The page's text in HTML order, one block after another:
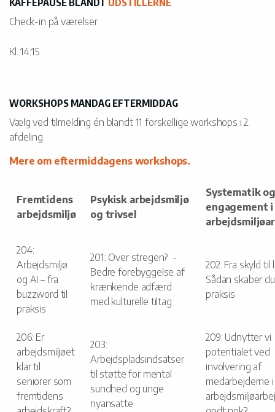
Check-in på værelser
Kl. 14:15
WORKSHOPS MANDAG EFTERMIDDAG
Vælg ved tilmelding én blandt 11 forskellige workshops i 2.
afdeling.
Mere om eftermiddagens workshops.
Fremtidens
arbejdsmiljø
Psykisk arbejdsmiljø
og trivsel
Systematik
engagement i
204:
Arbejdsmiljø
og AI – fra
buzzword til
praksis
201: Over stregen? -
Bedre forebyggelse af
krænkende adfærd
med kulturelle tiltag
202: Fra skyld
Sådan skaber
praksis
206: Er
arbejdsmiljøet
klar til
seniorer som
fremtidens
203:
Arbejdspladsindsatser
til støtte for mental
sundhed og unge
nyansatte
209: Udnytter vi
potentialet ved
involvering af
medarbejderne i